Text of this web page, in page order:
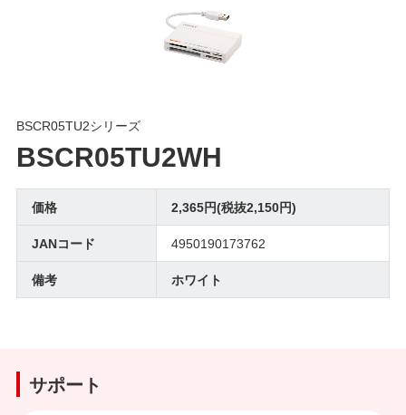
BSCR05TU2シリーズ
BSCR05TU2WH
価格
2,365円(税抜2,150円)
JANコード
4950190173762
備考
ホワイト
サポート